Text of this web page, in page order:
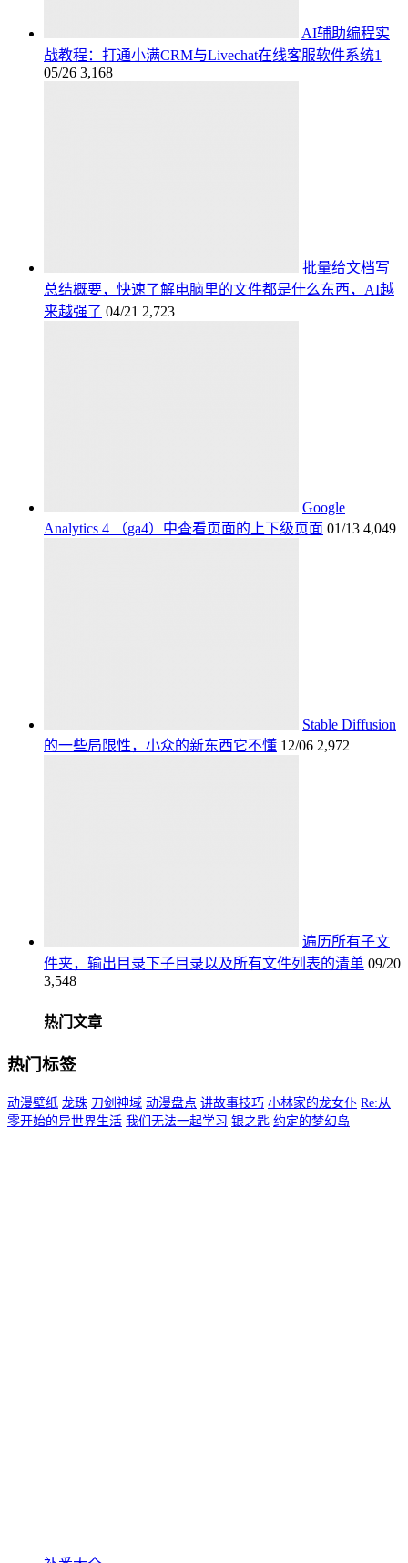
AI辅助编程实
战教程：打通小满CRM与Livechat在线客服软件系统1
05/26 3,168
批量给文档写
总结概要，快速了解电脑里的文件都是什么东西，AI越
来越强了 04/21 2,723
Google
Analytics 4 （ga4）中查看页面的上下级页面 01/13 4,049
Stable Diffusion
的一些局限性，小众的新东西它不懂 12/06 2,972
遍历所有子文
件夹，输出目录下子目录以及所有文件列表的清单 09/20
3,548
热门文章
热门标签
动漫壁纸 龙珠 刀剑神域 动漫盘点 讲故事技巧 小林家的龙女仆 Re:从
零开始的异世界生活 我们无法一起学习 银之匙 约定的梦幻岛